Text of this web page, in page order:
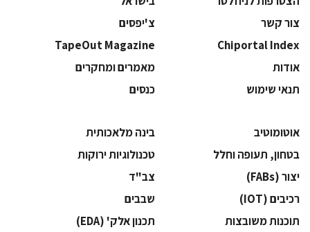
צור קשר
צ'יפסים
Chiportal Index
TapeOut Magazine
אודות
מאמרים ומחקרים
תנאי שימוש
כנסים
אוטומוטיב
בינה מלאכותית
בטחון, תעופה וחלל
‫טכנולוגיות ירוקות‬
‫יצור (‪(FABs‬‬
‫צב"ד‬
‫רכיבים‬ (IOT)
‫שבבים‬
‫תוכנות משובצות‬
‫תכנון אלק' (‪(EDA‬‬